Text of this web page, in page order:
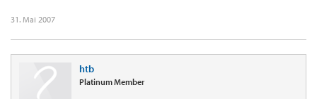
31. Mai 2007
htb
Platinum Member